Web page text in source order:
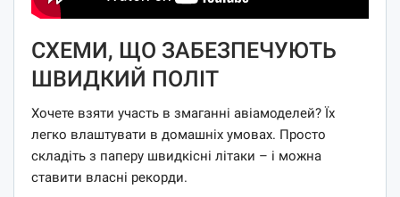
СХЕМИ, ЩО ЗАБЕЗПЕЧУЮТЬ
ШВИДКИЙ ПОЛІТ
Хочете взяти участь в змаганні авіамоделей? Їх
легко влаштувати в домашніх умовах. Просто
складіть з паперу швидкісні літаки – і можна
ставити власні рекорди.